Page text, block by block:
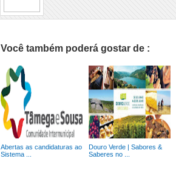
Você também poderá gostar de :
Abertas as candidaturas ao
Sistema ...
Douro Verde | Sabores &
Saberes no ...